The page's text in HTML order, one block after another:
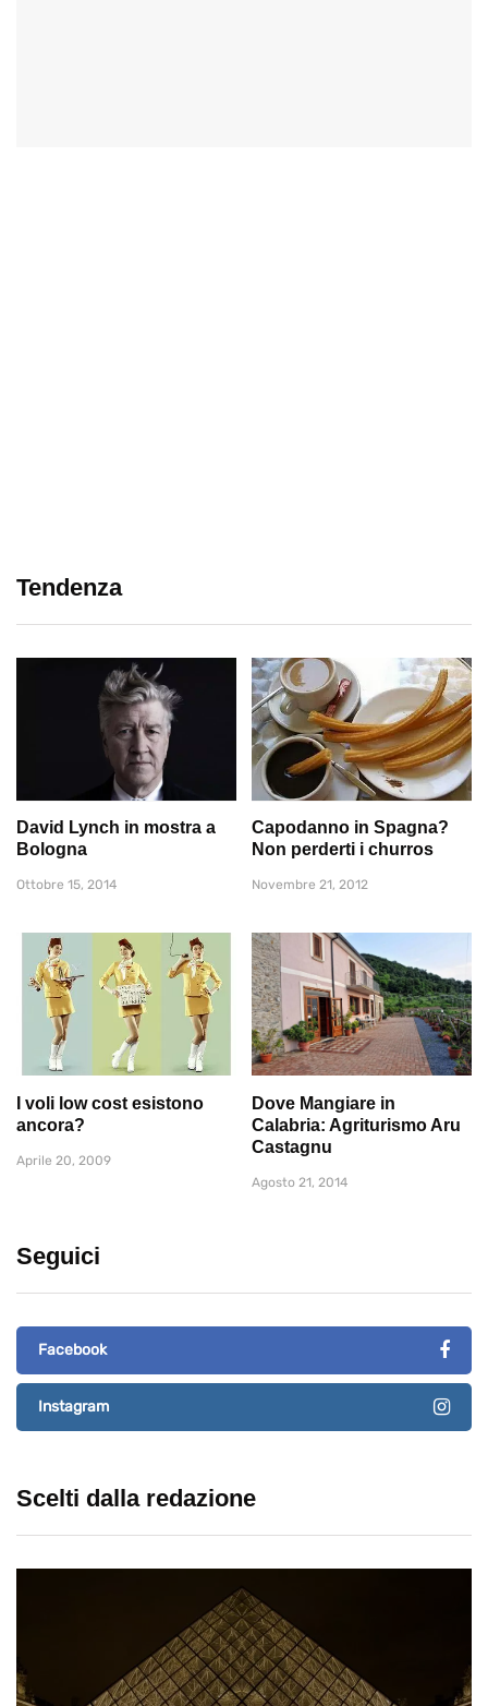
Tendenza
David Lynch in mostra a
Bologna
Ottobre 15, 2014
Capodanno in Spagna?
Non perderti i churros
Novembre 21, 2012
I voli low cost esistono
ancora?
Aprile 20, 2009
Dove Mangiare in
Calabria: Agriturismo Aru
Castagnu
Agosto 21, 2014
Seguici
Facebook
Instagram
Scelti dalla redazione